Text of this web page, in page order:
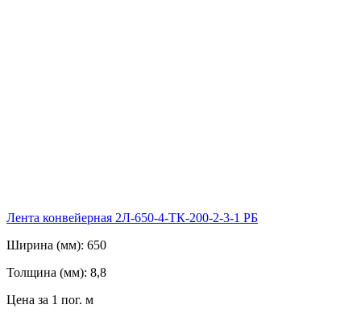
Лента конвейерная 2Л-650-4-ТК-200-2-3-1 РБ
Ширина (мм): 650
Толщина (мм): 8,8
Цена за 1 пог. м